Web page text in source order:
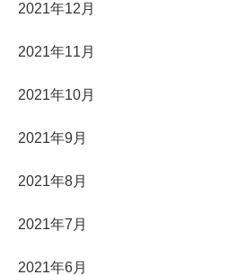
2021年12月
2021年11月
2021年10月
2021年9月
2021年8月
2021年7月
2021年6月